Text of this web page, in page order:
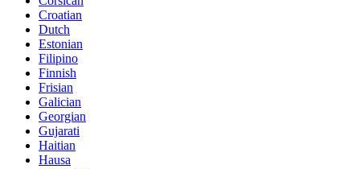
Croatian
Dutch
Estonian
Filipino
Finnish
Frisian
Galician
Georgian
Gujarati
Haitian
Hausa